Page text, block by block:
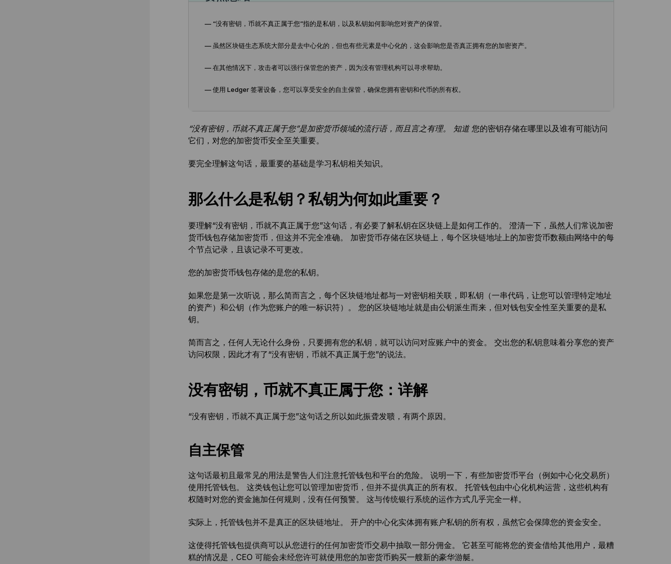
— “没有密钥，币就不真正属于您”指的是私钥，以及私钥如何影响您对资产的保管。
— 虽然区块链生态系统大部分是去中心化的，但也有些元素是中心化的，这会影响您是否真正拥有您的加密资产。
— 在其他情况下，攻击者可以强行保管您的资产，因为没有管理机构可以寻求帮助。
— 使用 Ledger 签署设备，您可以享受安全的自主保管，确保您拥有密钥和代币的所有权。
“没有密钥，币就不真正属于您”是加密货币领域的流行语，而且言之有理。 知道 您的密钥存储在哪里以及谁有可能访问
它们，对您的加密货币安全至关重要。
要完全理解这句话，最重要的基础是学习私钥相关知识。
那么什么是私钥？私钥为何如此重要？
要理解“没有密钥，币就不真正属于您”这句话，有必要了解私钥在区块链上是如何工作的。 澄清一下，虽然人们常说加密
货币钱包存储加密货币，但这并不完全准确。 加密货币存储在区块链上，每个区块链地址上的加密货币数额由网络中的每
个节点记录，且该记录不可更改。
您的加密货币钱包存储的是您的私钥。
如果您是第一次听说，那么简而言之，每个区块链地址都与一对密钥相关联，即私钥（一串代码，让您可以管理特定地址
的资产）和公钥（作为您账户的唯一标识符）。 您的区块链地址就是由公钥派生而来，但对钱包安全性至关重要的是私
钥。
简而言之，任何人无论什么身份，只要拥有您的私钥，就可以访问对应账户中的资金。 交出您的私钥意味着分享您的资产
访问权限，因此才有了“没有密钥，币就不真正属于您”的说法。
没有密钥，币就不真正属于您：详解
“没有密钥，币就不真正属于您”这句话之所以如此振聋发聩，有两个原因。
自主保管
这句话最初且最常见的用法是警告人们注意托管钱包和平台的危险。 说明一下，有些加密货币平台（例如中心化交易所）
使用托管钱包。 这类钱包让您可以管理加密货币，但并不提供真正的所有权。 托管钱包由中心化机构运营，这些机构有
权随时对您的资金施加任何规则，没有任何预警。 这与传统银行系统的运作方式几乎完全一样。
实际上，托管钱包并不是真正的区块链地址。 开户的中心化实体拥有账户私钥的所有权，虽然它会保障您的资金安全。
这使得托管钱包提供商可以从您进行的任何加密货币交易中抽取一部分佣金。 它甚至可能将您的资金借给其他用户，最糟
糕的情况是，CEO 可能会未经您许可就使用您的加密货币购买一艘新的豪华游艇。